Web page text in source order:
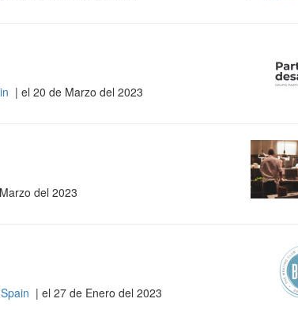
| el 20 de Marzo del 2023
del 2023
| el 27 de Enero del 2023